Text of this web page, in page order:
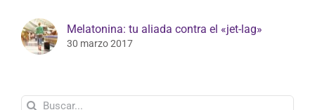
Melatonina: tu aliada contra el «jet-lag»
30 marzo 2017
Buscar: